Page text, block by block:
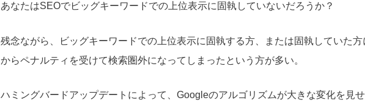
あなたはSEOでビッグキーワードでの上位表示に固執していないだろうか？
残念ながら、ビッグキーワードでの上位表示に固執する方、または固執していた
からペナルティを受けて検索圏外になってしまったという方が多い。
ハミングバードアップデートによって、Googleのアルゴリズムが大きな変化を見